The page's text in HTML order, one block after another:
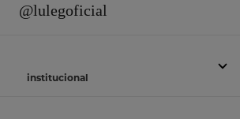
@lulegoficial
institucional